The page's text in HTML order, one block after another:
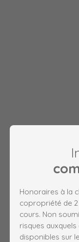
Honoraires à la
copropriété de
cours. Non
risques
disponibles sur